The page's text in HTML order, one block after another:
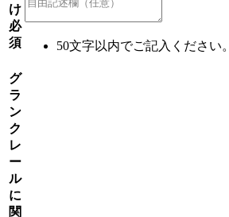
け
必
須
50文字以内でご記入ください。
グ
ラ
ン
ク
レ
ー
ル
に
関